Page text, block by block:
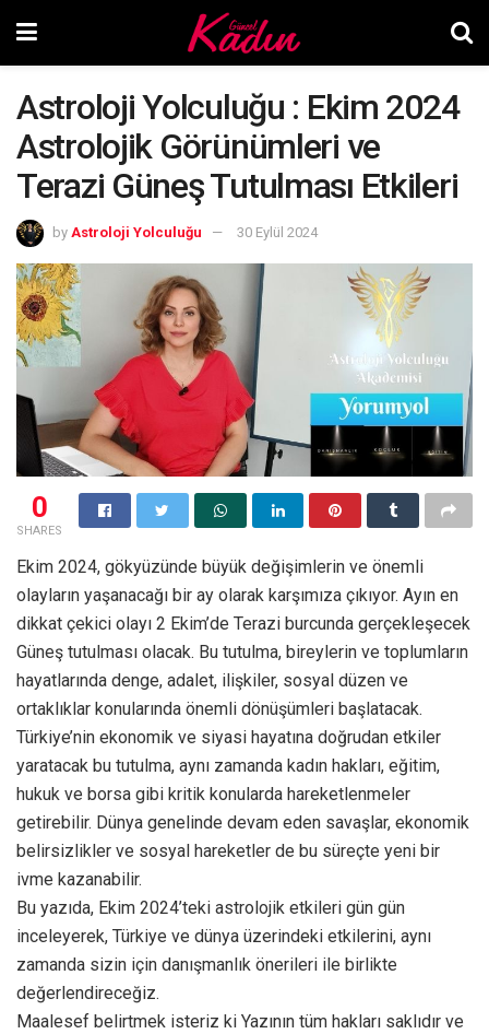
Astroloji Yolculuğu : Ekim 2024
Astrolojik Görünümleri ve
Terazi Güneş Tutulması Etkileri
by Astroloji Yolculuğu 30 Eylül 2024
0
SHARES
Ekim 2024, gökyüzünde büyük değişimlerin ve önemli
olayların yaşanacağı bir ay olarak karşımıza çıkıyor. Ayın en
dikkat çekici olayı 2 Ekim’de Terazi burcunda gerçekleşecek
Güneş tutulması olacak. Bu tutulma, bireylerin ve toplumların
hayatlarında denge, adalet, ilişkiler, sosyal düzen ve
ortaklıklar konularında önemli dönüşümleri başlatacak.
Türkiye’nin ekonomik ve siyasi hayatına doğrudan etkiler
yaratacak bu tutulma, aynı zamanda kadın hakları, eğitim,
hukuk ve borsa gibi kritik konularda hareketlenmeler
getirebilir. Dünya genelinde devam eden savaşlar, ekonomik
belirsizlikler ve sosyal hareketler de bu süreçte yeni bir
ivme kazanabilir.
Bu yazıda, Ekim 2024’teki astrolojik etkileri gün gün
inceleyerek, Türkiye ve dünya üzerindeki etkilerini, aynı
zamanda sizin için danışmanlık önerileri ile birlikte
değerlendireceğiz.
Maalesef belirtmek isteriz ki Yazının tüm hakları saklıdır ve